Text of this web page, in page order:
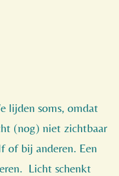
lijden soms, omdat
(nog) niet zichtbaar
of bij anderen. Een
Licht schenkt